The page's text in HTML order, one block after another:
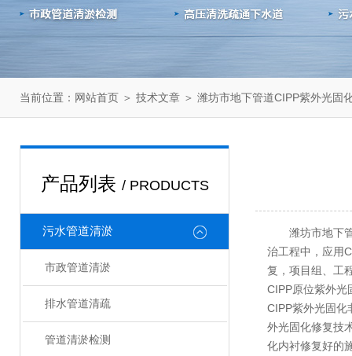
当前位置： 网站首页 ＞ 技术文章 ＞ 潍坊市地下管道CIPP紫外光固
产品列表 / PRODUCTS
污水管道清淤
市政管道清淤
排水管道清疏
管道清淤检测
潍坊市地下
治工程中，应用
复，项目组、工
CIPP原位紫外光
CIPP紫外光固化
外光固化修复技
化内衬修复好的